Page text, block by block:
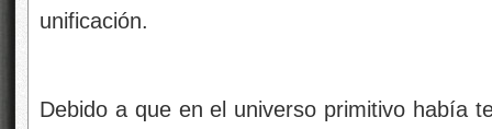
unificación.
Debido a que en el universo primitivo había